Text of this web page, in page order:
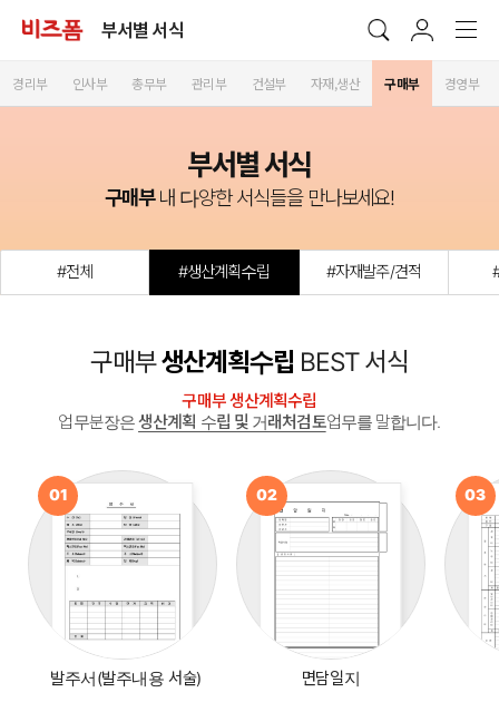
부서별 서식
경리부 인사부 총무부 관리부 건설부 자재,생산 구매부 경영부
부서별 서식
구매부내 다양한 서식들을 만나보세요!
#전체 #생산계획수립 #자재발주/견적
구매부생산계획수립 BEST 서식
구매부 생산계획수립
업무분장은생산계획 수립 및 거래처검토업무를 말합니다.
01
발주서(발주내용 서술)
02
면담일지
03